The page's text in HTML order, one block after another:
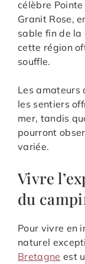
célèbre
Granit Rose,
sable fin de la
cette région
souffle.
Les amateurs
les sentiers
mer, tandis
pourront
variée.
Vivre
du
Pour vivre en
naturel
Bretagne est